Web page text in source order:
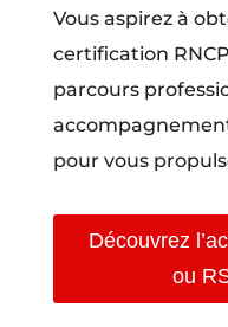
Vous aspirez à
certification
parcours
pour vous
Découvrez
ou